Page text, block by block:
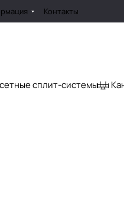
Контакты
сплит-системы